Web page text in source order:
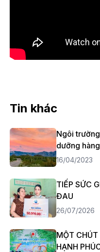
Tin khác
Ngôi
dưỡng
16/04/2023
TIẾP SỨC
ĐAU
26/07/2026
MỘT
HẠNH